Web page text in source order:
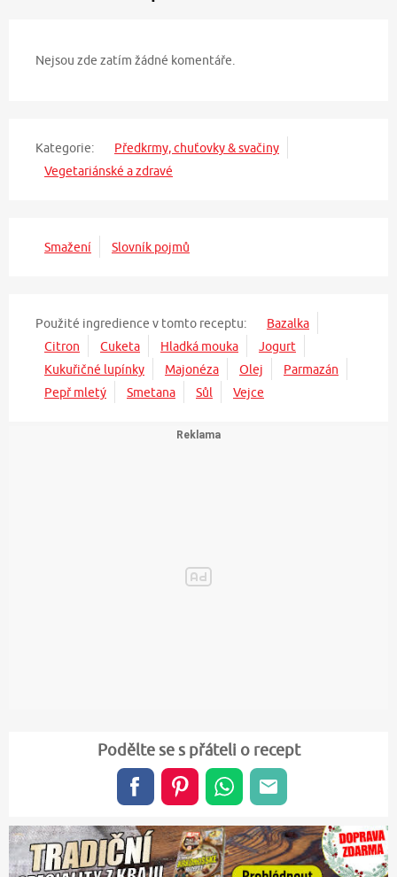
Nejsou zde zatím žádné komentáře.
Kategorie:
Předkrmy, chuťovky & svačiny
Vegetariánské a zdravé
Smažení Slovník pojmů
Použité ingredience v tomto receptu:
Bazalka
Citron
Cuketa Hladká mouka
Jogurt
Kukuřičné lupínky
Majonéza Olej
Parmazán
Pepř mletý
Smetana Sůl Vejce
Podělte se s přáteli o recept